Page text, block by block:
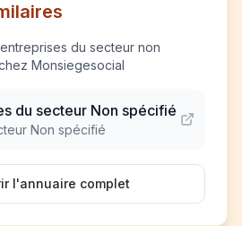
du secteur non
Monsiegesocial
du secteur Non spécifié
Non spécifié
l'annuaire complet